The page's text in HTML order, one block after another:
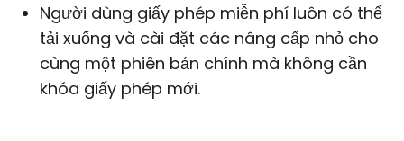
Người dùng giấy phép miễn phí luôn có thể
tải xuống và cài đặt các nâng cấp nhỏ cho
cùng một phiên bản chính mà không cần
khóa giấy phép mới.